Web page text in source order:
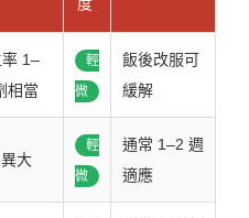
1–
相當
輕
微
飯後改服可
緩解
大
輕
微
通常 1–2 週
適應